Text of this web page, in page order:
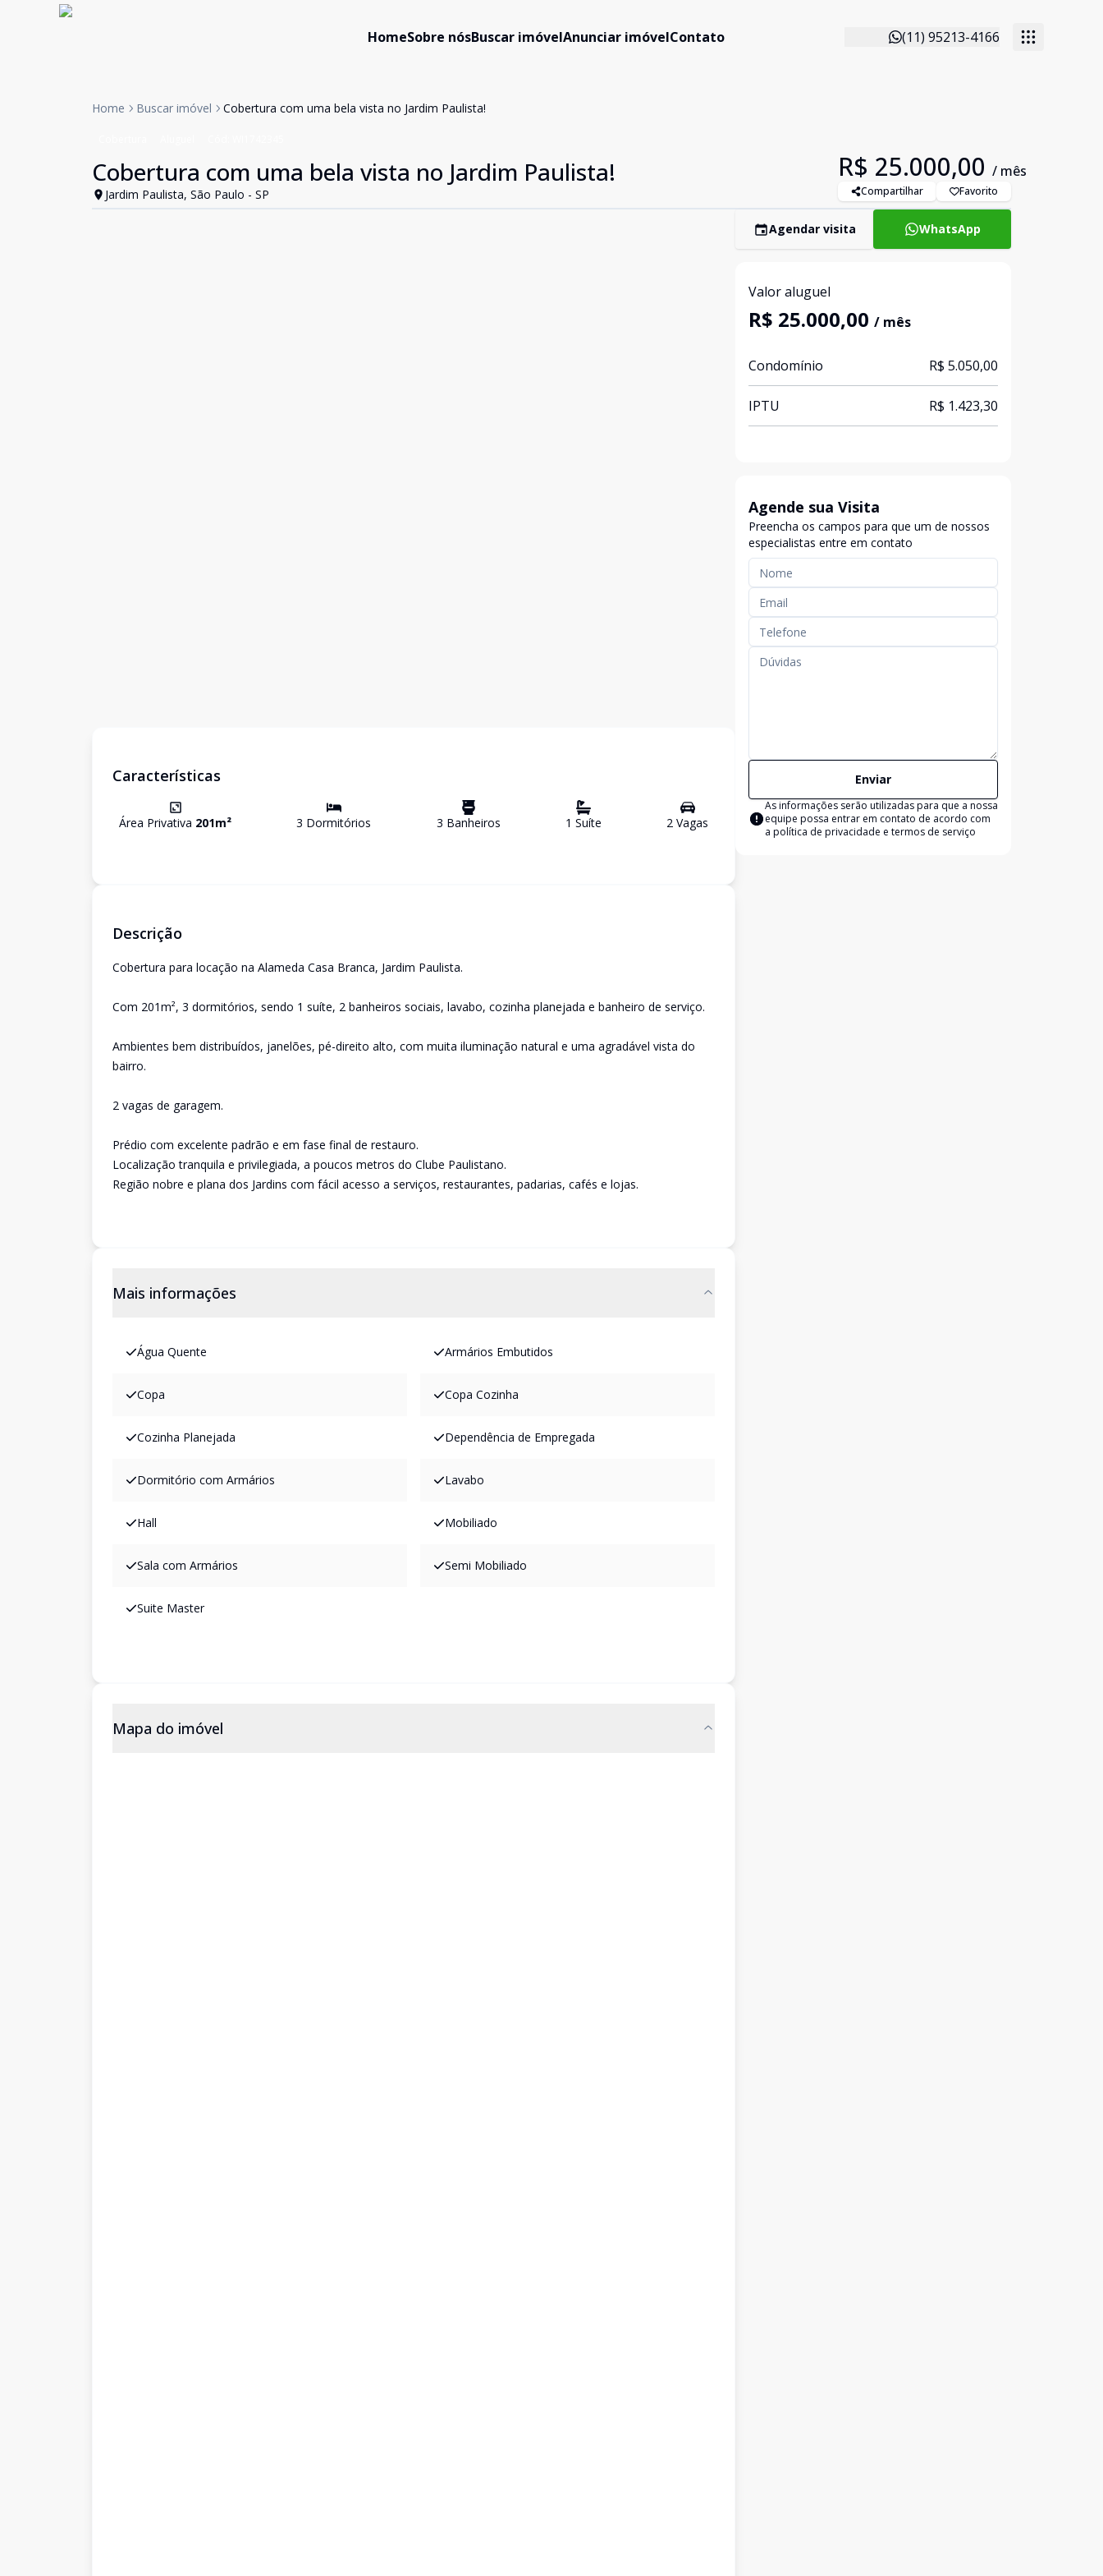
HomeSobre nósBuscar imóvelAnunciar imóvelContato (11) 95213-4166
Home Buscar imóvel Cobertura com uma bela vista no Jardim Paulista!
Cobertura com uma bela vista no Jardim Paulista!
Jardim Paulista, São Paulo - SP
R$ 25.000,00 / mês
Compartilhar Favorito
Características
Área Privativa 201m² 3 Dormitórios 3 Banheiros 1 Suíte 2 Vagas
Descrição
Cobertura para locação na Alameda Casa Branca, Jardim Paulista.
Com 201m², 3 dormitórios, sendo 1 suíte, 2 banheiros sociais, lavabo, cozinha planejada e banheiro de serviço.
Ambientes bem distribuídos, janelões, pé-direito alto, com muita iluminação natural e uma agradável vista do
bairro.
2 vagas de garagem.
Prédio com excelente padrão e em fase final de restauro.
Localização tranquila e privilegiada, a poucos metros do Clube Paulistano.
Região nobre e plana dos Jardins com fácil acesso a serviços, restaurantes, padarias, cafés e lojas.
Mais informações
Água Quente Armários Embutidos
Copa Copa Cozinha
Cozinha Planejada Dependência de Empregada
Dormitório com Armários Lavabo
Hall Mobiliado
Sala com Armários Semi Mobiliado
Suite Master
Mapa do imóvel
Agendar visita WhatsApp
Valor aluguel
R$ 25.000,00 / mês
Condomínio R$ 5.050,00
IPTU R$ 1.423,30
Agende sua Visita
Preencha os campos para que um de nossos
especialistas entre em contato
Enviar
As informações serão utilizadas para que a nossa
equipe possa entrar em contato de acordo com
a política de privacidade e termos de serviço